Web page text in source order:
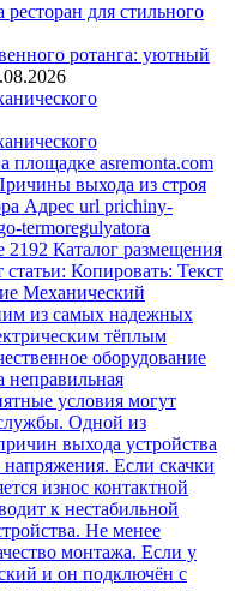
ресторан для стильного
ротанга: уютный
площадке asremonta.com
выхода из строя
Адрес url prichiny-
termoregulyatora
2192 Каталог размещения
Копировать: Текст
Механический
из самых надежных
тёплым
оборудование
неправильная
условия могут
Одной из
выхода устройства
напряжения. Если скачки
износ контактной
к нестабильной
Не менее
монтажа. Если у
и он подключён с